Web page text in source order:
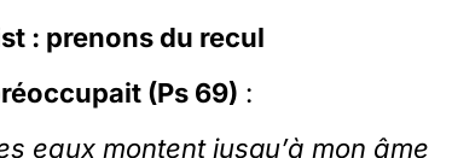
: prenons du recul
(Ps 69) :
eaux montent jusqu’à mon âme